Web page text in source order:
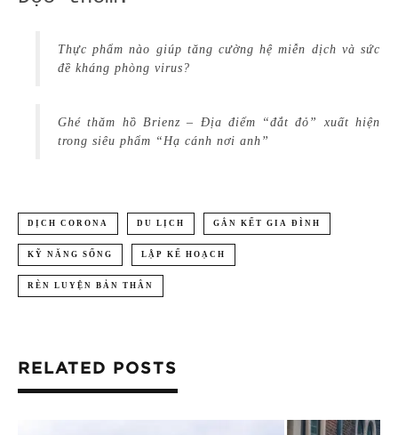
Thực phẩm nào giúp tăng cường hệ miễn dịch và sức
đề kháng phòng virus?
Ghé thăm hồ Brienz – Địa điểm “đắt đỏ” xuất hiện
trong siêu phẩm “Hạ cánh nơi anh”
DỊCH CORONA DU LỊCH GẮN KẾT GIA ĐÌNH
KỸ NĂNG SỐNG LẬP KẾ HOẠCH
RÈN LUYỆN BẢN THÂN
RELATED POSTS